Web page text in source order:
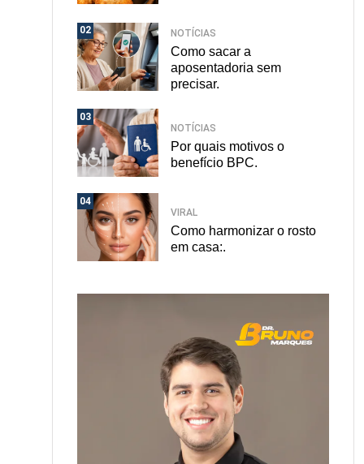
02 NOTÍCIAS
Como sacar a
aposentadoria sem
precisar.
03
NOTÍCIAS
Por quais motivos o
benefício BPC.
04
VIRAL
Como harmonizar o rosto
em casa:.